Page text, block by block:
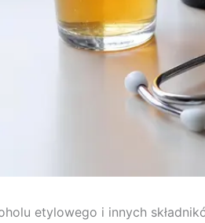
etylowego i innych